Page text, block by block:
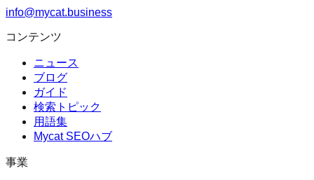
info@mycat.business
コンテンツ
ニュース
ブログ
ガイド
検索トピック
用語集
Mycat SEOハブ
事業